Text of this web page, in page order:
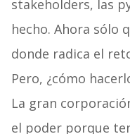
stakeholders, las
hecho. Ahora sólo
donde radica el
Pero, ¿cómo
La gran
el poder porque